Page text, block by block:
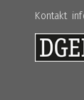
Kontakt